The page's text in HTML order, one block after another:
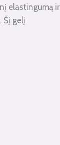
elastingumą ir
Šį gelį